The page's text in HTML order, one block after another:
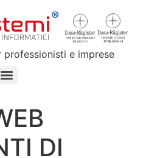
e imprese
DI